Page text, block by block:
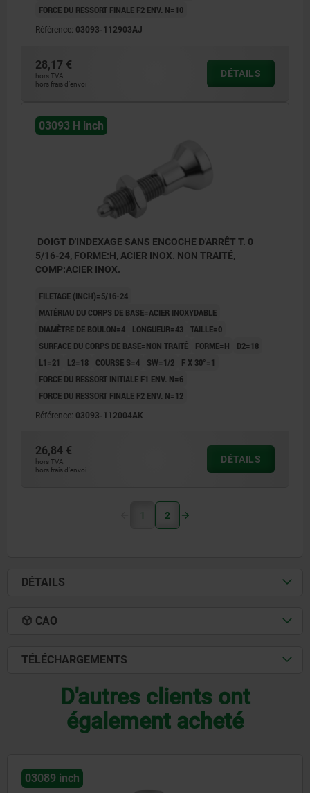
FORCE DU RESSORT FINALE F2 ENV. N=10
Référence: 03093-112903AJ
28,17 €
hors TVA
hors frais d’envoi
DÉTAILS
03093 H inch
DOIGT D'INDEXAGE SANS ENCOCHE D'ARRÊT T. 0
5/16-24, FORME:H, ACIER INOX. NON TRAITÉ,
COMP:ACIER INOX.
FILETAGE (INCH)=5/16-24
MATÉRIAU DU CORPS DE BASE=ACIER INOXYDABLE
DIAMÈTRE DE BOULON=4
LONGUEUR=43 TAILLE=0
SURFACE DU CORPS DE BASE=NON TRAITÉ
FORME=H
D2=18
L1=21
L2=18 COURSE S=4 SW=1/2
F X 30°=1
FORCE DU RESSORT INITIALE F1 ENV. N=6
FORCE DU RESSORT FINALE F2 ENV. N=12
Référence: 03093-112004AK
26,84 €
hors TVA
hors frais d’envoi
DÉTAILS
1 2
DÉTAILS
CAO
TÉLÉCHARGEMENTS
D'autres clients ont
également acheté
03089 inch